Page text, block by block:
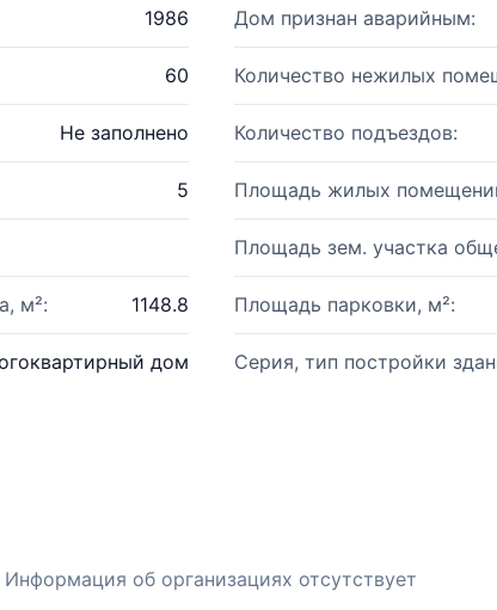
1986 Дом признан аварийным:
60 Количество нежилых
Не заполнено Количество подъездов:
5 Площадь жилых
Площадь зем. участка
м²: 1148.8 Площадь парковки, м²:
дом Серия, тип постройки
Информация об организациях отсутствует